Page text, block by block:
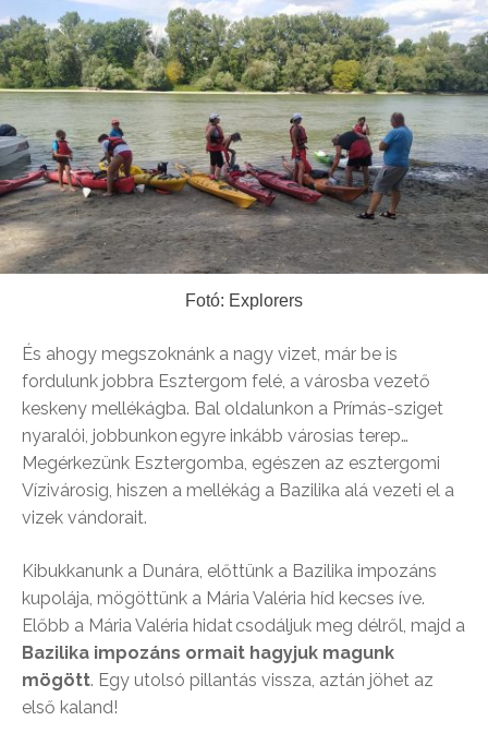
Fotó: Explorers
És ahogy megszoknánk a nagy vizet, már be is
fordulunk jobbra Esztergom felé, a városba vezető
keskeny mellékágba. Bal oldalunkon a Prímás-sziget
nyaralói, jobbunkon egyre inkább városias terep…
Megérkezünk Esztergomba, egészen az esztergomi
Vízivárosig, hiszen a mellékág a Bazilika alá vezeti el a
vizek vándorait.
Kibukkanunk a Dunára, előttünk a Bazilika impozáns
kupolája, mögöttünk a Mária Valéria híd kecses íve.
Előbb a Mária Valéria hidat csodáljuk meg délről, majd a
Bazilika impozáns ormait hagyjuk magunk
mögött. Egy utolsó pillantás vissza, aztán jöhet az
első kaland!